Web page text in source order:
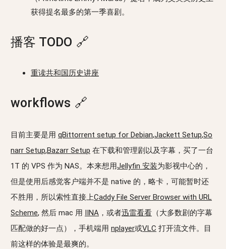
获得提名最多的第一季喜剧。
播客 TODO 🔗
重读共和国历史讲座
workflows 🔗
目前主要是用 qBittorrent setup for Debian,Jackett Setup,So
narr Setup,Bazarr Setup 在下载和管理剧以及字幕，买了一台
1T 的 VPS 作为 NAS。本来想用Jellyfin 安装为影视中心的，
但是使用后感觉客户端并不是 native 的，略卡，可能暂时还
不胜用，所以索性直接上Caddy File Server Browser with URL
Scheme, 然后 mac 用 IINA ，或者迅雷看看 （大多数剧的字幕
匹配做的好一点），手机端用 nplayer或VLC 打开流文件。目
前这样的体验是最爽的。